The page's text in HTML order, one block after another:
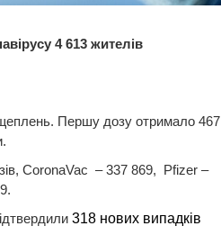
4 613 жителів
щеплень. Першу дозу отримало 467
CoronaVac – 337 869, Pfizer –
318 нових випадків